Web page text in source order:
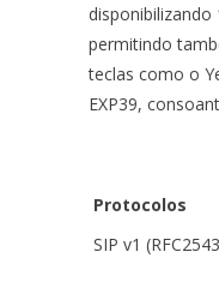
disponibilizando
permitindo
teclas como o
EXP39,
Protocolos
SIP v1